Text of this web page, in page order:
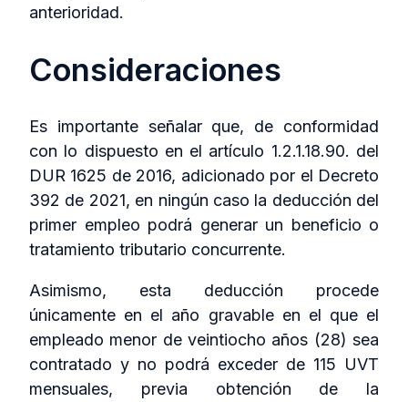
anterioridad.
Consideraciones
Es importante señalar que, de conformidad
con lo dispuesto en el artículo 1.2.1.18.90. del
DUR 1625 de 2016, adicionado por el Decreto
392 de 2021, en ningún caso la deducción del
primer empleo podrá generar un beneficio o
tratamiento tributario concurrente.
Asimismo, esta deducción procede
únicamente en el año gravable en el que el
empleado menor de veintiocho años (28) sea
contratado y no podrá exceder de 115 UVT
mensuales, previa obtención de la